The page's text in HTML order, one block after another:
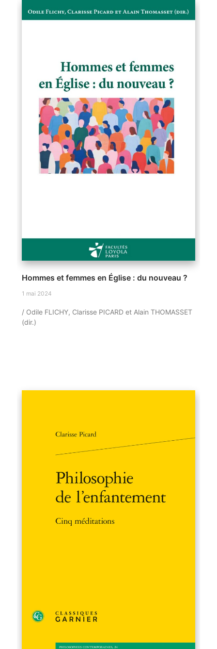
Hommes et femmes en Église : du nouveau ?
1 mai 2024
/ Odile FLICHY, Clarisse PICARD et Alain THOMASSET
(dir.)